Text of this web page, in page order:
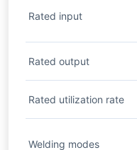
Rated input
Rated output
Rated utilization rate
Welding modes